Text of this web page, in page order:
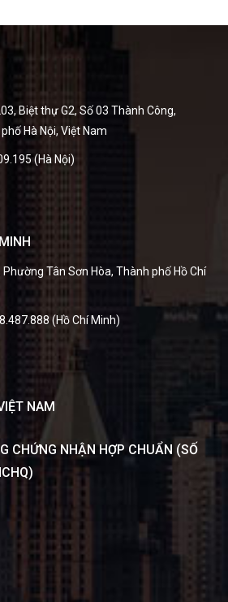
Biệt thự G2, Số 03 Thành Công,
Hà Nội, Việt Nam
(Hà Nội)
Phường Tân Sơn Hòa, Thành phố Hồ Chí
(Hồ Chí Minh)
NAM
CHỨNG NHẬN HỢP CHUẨN (SỐ